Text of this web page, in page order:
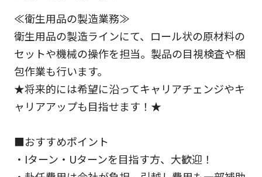
≪衛生用品の製造業務≫
衛生用品の製造ラインにて、ロール状の原材料の
セットや機械の操作を担当。製品の目視検査や梱
包作業も行います。
★将来的には希望に沿ってキャリアチェンジやキ
ャリアアップも目指せます！★
■おすすめポイント
・Iターン・Uターンを目指す方、大歓迎！